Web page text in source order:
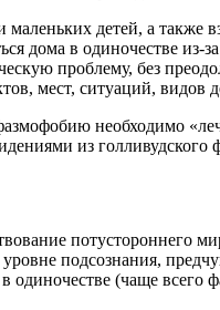
детей, а
дома в одиночестве
проблему, без
мест, ситуаций, видов
необходимо
из голливудского
подсознания,
одиночестве (чаще